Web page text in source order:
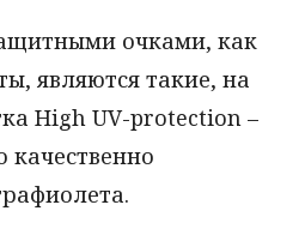
очками, как
являются такие, на
High UV-protection –
качественно